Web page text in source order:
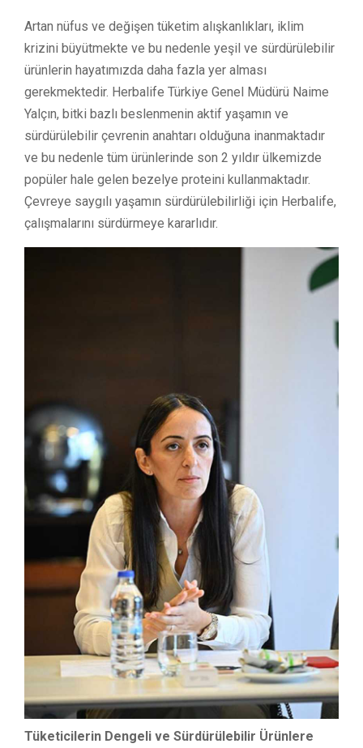
Artan nüfus ve değişen tüketim alışkanlıkları, iklim
krizini büyütmekte ve bu nedenle yeşil ve sürdürülebilir
ürünlerin hayatımızda daha fazla yer alması
gerekmektedir. Herbalife Türkiye Genel Müdürü Naime
Yalçın, bitki bazlı beslenmenin aktif yaşamın ve
sürdürülebilir çevrenin anahtarı olduğuna inanmaktadır
ve bu nedenle tüm ürünlerinde son 2 yıldır ülkemizde
popüler hale gelen bezelye proteini kullanmaktadır.
Çevreye saygılı yaşamın sürdürülebilirliği için Herbalife,
çalışmalarını sürdürmeye kararlıdır.
Tüketicilerin Dengeli ve Sürdürülebilir Ürünlere